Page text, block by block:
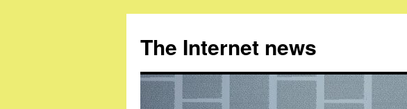
The Internet news